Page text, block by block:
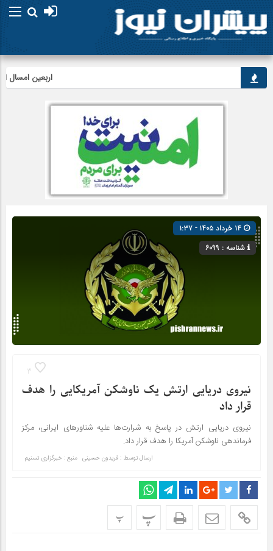
اربعین امسال
شناسه : 6099
3
نیروی دریایی ارتش یک ناوشکن آمریکایی را هدف
قرار داد
نیروی دریایی ارتش در پاسخ به شرارت‌ها علیه شناورهای ایرانی، مرکز
فرماندهی ناوشکن آمریکا را هدف قرار داد.
ارسال توسط : فریدون حسینی منبع : خبرگزاری تسنیم
پ پ